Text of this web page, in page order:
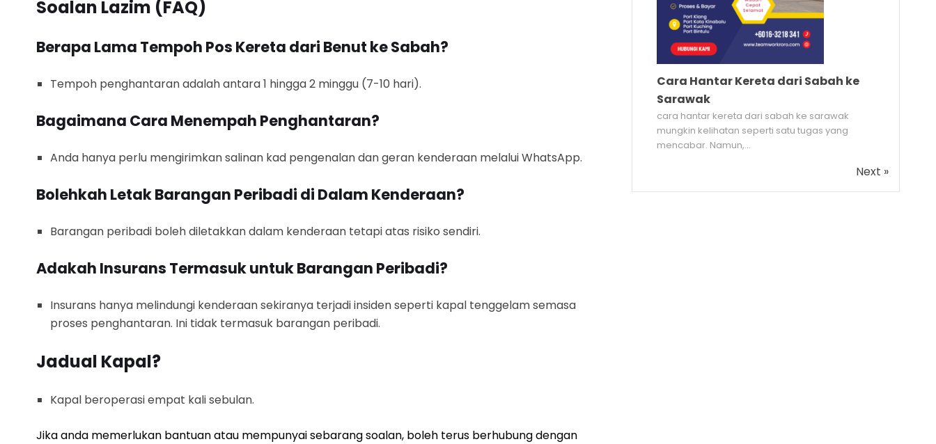
Soalan Lazim (FAQ)
Berapa Lama Tempoh Pos Kereta dari Benut ke Sabah?
Tempoh penghantaran adalah antara 1 hingga 2 minggu (7-10 hari).
Bagaimana Cara Menempah Penghantaran?
Anda hanya perlu mengirimkan salinan kad pengenalan dan geran kenderaan melalui WhatsApp.
Bolehkah Letak Barangan Peribadi di Dalam Kenderaan?
Barangan peribadi boleh diletakkan dalam kenderaan tetapi atas risiko sendiri.
Adakah Insurans Termasuk untuk Barangan Peribadi?
Insurans hanya melindungi kenderaan sekiranya terjadi insiden seperti kapal tenggelam semasa
proses penghantaran. Ini tidak termasuk barangan peribadi.
Jadual Kapal?
Kapal beroperasi empat kali sebulan.
Jika anda memerlukan bantuan atau mempunyai sebarang soalan, boleh terus berhubung dengan
Cara Hantar Kereta dari Sabah ke
Sarawak
cara hantar kereta dari sabah ke sarawak
mungkin kelihatan seperti satu tugas yang
mencabar. Namun,...
Next »